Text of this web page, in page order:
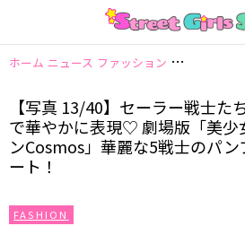
ホーム ニュース ファッション 【写真 13/40
【写真 13/40】セーラー戦士た
で華やかに表現♡ 劇場版「美少
ンCosmos」華麗な5戦士のパ
ート！
FASHION